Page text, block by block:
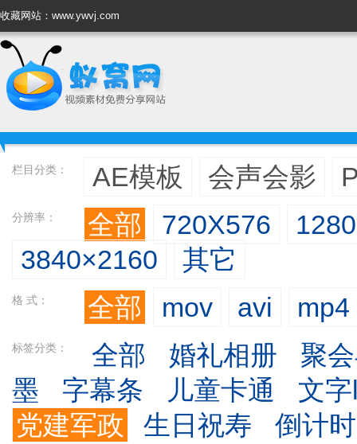
收藏网站：www.ywvj.com
栏目分类： AE模板 会声会影
分辨率： 全部 720X576
3840×2160
其它
格 式： 全部 mov avi mp4
标签分类： 全部 婚礼相册
聚
墨
字幕条 儿童卡通
文
党建军政
生日祝寿
倒计时